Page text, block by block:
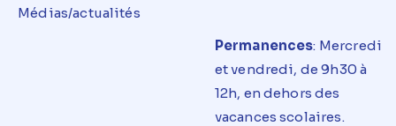
Médias/actualités
Permanences: Mercredi
etvendredi, de 9h30 à
12h, en dehors des
vacancesscolaires.